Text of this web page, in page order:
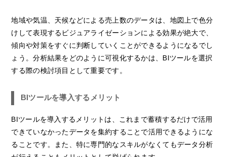
地域や気温、天候などによる売上数のデータは、地図上で色分
けして表現するビジュアライゼーションによる効果が絶大で、
傾向や対策をすぐに判断していくことができるようになるでし
ょう。分析結果をどのように可視化するかは、BIツールを選択
する際の検討項目として重要です。
BIツールを導入するメリット
BIツールを導入するメリットは、これまで蓄積するだけで活用
できていなかったデータを集約することで活用できるようにな
ることです。また、特に専門的なスキルがなくてもデータ分析